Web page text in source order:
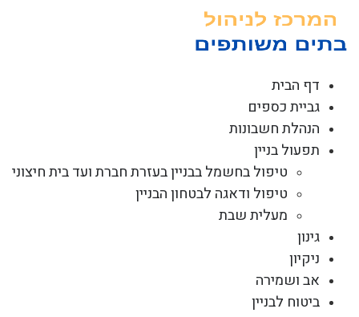
דף הבית
גביית כספים
הנהלת חשבונות
תפעול בניין
טיפול בחשמל בבניין בעזרת חברת ועד בית חיצוני
טיפול ודאגה לבטחון הבניין
מעלית שבת
גינון
ניקיון
אב ושמירה
ביטוח לבניין